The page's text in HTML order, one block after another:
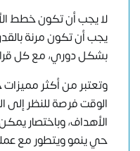
لا يجب أن تكون خطط
يجب أن تكون مرنة
بشكل دوري، مع كل قرار
وتعتبر من أكثر
الوقت فرصة للنظر إلى
الأهداف، وباختصار
حي ينمو ويتطور مع